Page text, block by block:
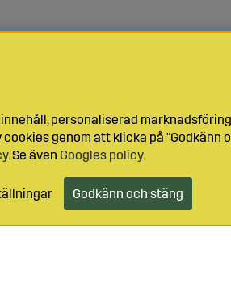
personaliserad
genom att klicka på "Godkänn
. Se även Googles policy.
Godkänn och stäng